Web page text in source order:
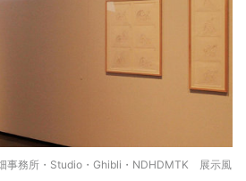
事務所・Studio・Ghibli・NDHDMTK 展示風